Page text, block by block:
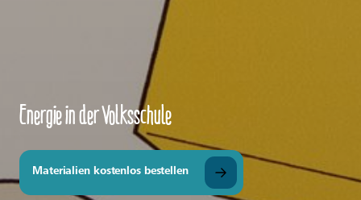
Energie in der Volksschule
Materialien kostenlos bestellen